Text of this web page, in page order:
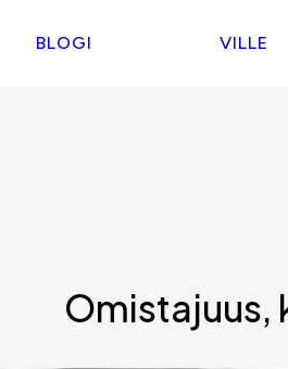
BLOGI VILLE
Omistajuus,